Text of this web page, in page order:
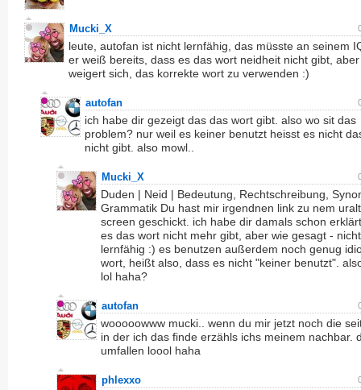
Mucki_X
leute, autofan ist nicht lernfähig, das müsste an seinem
er weiß bereits, dass es das wort neidheit nicht gibt,
weigert sich, das korrekte wort zu verwenden :)
autofan
ich habe dir gezeigt das das wort gibt. also wo sit das
problem? nur weil es keiner benutzt heisst es nicht
nicht gibt. also mowl..
Mucki_X
Duden | Neid | Bedeutung, Rechtschreibung,
Grammatik Du hast mir irgendnen link zu nem
screen geschickt. ich habe dir damals schon
es das wort nicht mehr gibt, aber wie gesagt - nicht
lernfähig :) es benutzen außerdem noch genug
wort, heißt also, dass es nicht "keiner benutzt".
lol haha?
autofan
wooooowww mucki.. wenn du mir jetzt noch die
in der ich das finde erzähls ichs meinem nachbar.
umfallen loool haha
phlexxo